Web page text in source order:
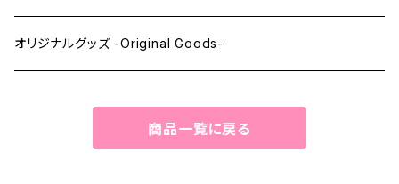
ペーパーマスク -Paper Masks-
オリジナルグッズ -Original Goods-
商品一覧に戻る